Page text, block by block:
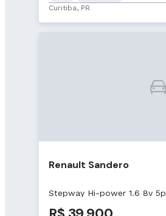
Curitiba, PR
Renault Sandero
Stepway Hi-power 1.6 8v 5p